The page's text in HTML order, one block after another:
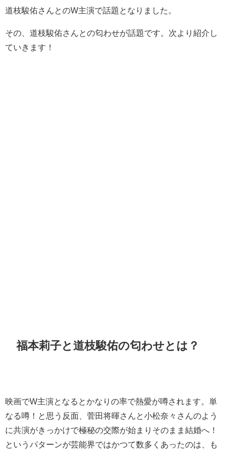
道枝駿佑さんとのW主演で話題となりました。
その、道枝駿佑さんとの匂わせが話題です。次より紹介し
ていきます！
福本莉子と道枝駿佑の匂わせとは？
映画でW主演となるとかなりの率で熱愛が噂されます。単
なる噂！と思う反面、菅田将暉さんと小松奈々さんのよう
に共演がきっかけで極秘の交際が始まりそのまま結婚へ！
というパターンが芸能界ではかつて数多くあったのは、も